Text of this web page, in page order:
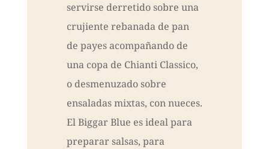
servirse derretido sobre una
crujiente rebanada de pan
de payes acompañando de
una copa de Chianti Classico,
o desmenuzado sobre
ensaladas mixtas, con nueces.
El Biggar Blue es ideal para
preparar salsas, para